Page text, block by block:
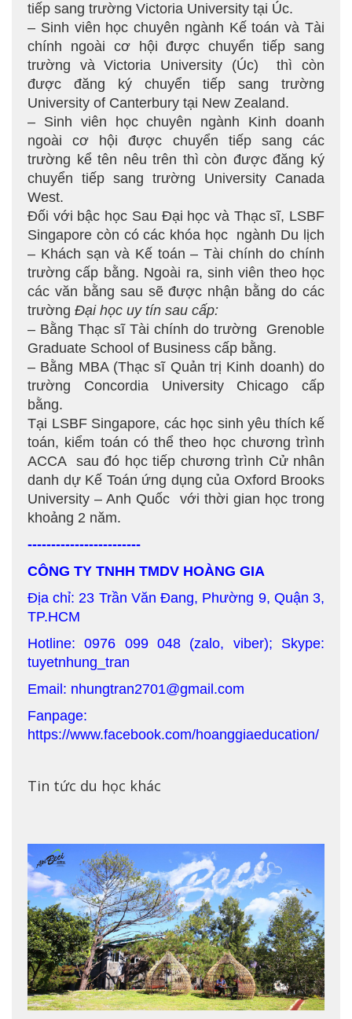
tiếp sang trường Victoria University tại Úc.
– Sinh viên học chuyên ngành Kế toán và Tài
chính ngoài cơ hội được chuyển tiếp sang
trường và Victoria University (Úc) thì còn
được đăng ký chuyển tiếp sang trường
University of Canterbury tại New Zealand.
– Sinh viên học chuyên ngành Kinh doanh
ngoài cơ hội được chuyển tiếp sang các
trường kể tên nêu trên thì còn được đăng ký
chuyển tiếp sang trường University Canada
West.
Đối với bậc học Sau Đại học và Thạc sĩ, LSBF
Singapore còn có các khóa học ngành Du lịch
– Khách sạn và Kế toán – Tài chính do chính
trường cấp bằng. Ngoài ra, sinh viên theo học
các văn bằng sau sẽ được nhận bằng do các
trường Đại học uy tín sau cấp:
– Bằng Thạc sĩ Tài chính do trường Grenoble
Graduate School of Business cấp bằng.
– Bằng MBA (Thạc sĩ Quản trị Kinh doanh) do
trường Concordia University Chicago cấp
bằng.
Tại LSBF Singapore, các học sinh yêu thích kế
toán, kiểm toán có thể theo học chương trình
ACCA sau đó học tiếp chương trình Cử nhân
danh dự Kế Toán ứng dụng của Oxford Brooks
University – Anh Quốc với thời gian học trong
khoảng 2 năm.
------------------------
CÔNG TY TNHH TMDV HOÀNG GIA
Địa chỉ: 23 Trần Văn Đang, Phường 9, Quận 3,
TP.HCM
Hotline: 0976 099 048 (zalo, viber); Skype:
tuyetnhung_tran
Email: nhungtran2701@gmail.com
Fanpage:
https://www.facebook.com/hoanggiaeducation/
Tin tức du học khác